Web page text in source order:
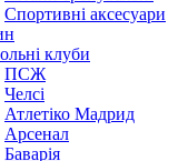
Спортивні аксесуари
клуби
ПСЖ
Челсі
Атлетіко Мадрид
Арсенал
Баварія